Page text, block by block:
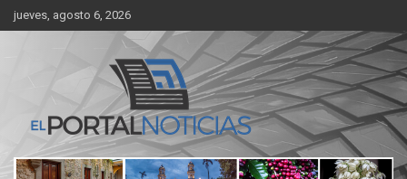
Skip
to
jueves, agosto 6, 2026
El Portal Noticias
Noticias de Córdoba, Veracruz y al región